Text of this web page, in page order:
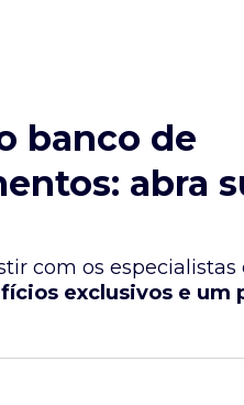
banco de
abra
com os especialistas
exclusivos e um